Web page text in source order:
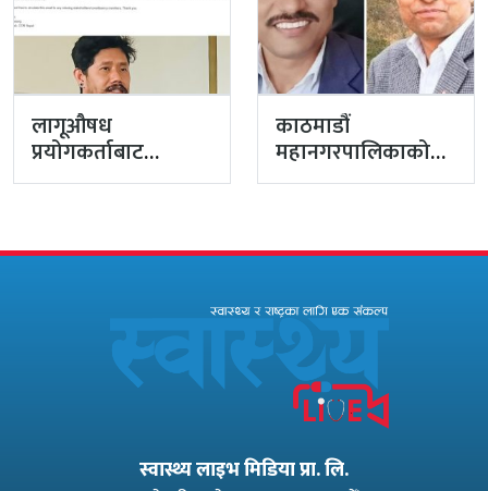
लागूऔषध
प्रयोगकर्ताबाट
सीसीएम उपाध्यक्ष
अध्यक्ष…
काठमाडौं
महानगरपालिकाको
प्रमुख प्रशासकीय
अख्तियारबाट ‘आउट’
स्वास्थ्य लाइभ मिडिया प्रा. लि.